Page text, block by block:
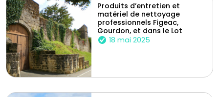
Produits d’entretien et
matériel de nettoyage
professionnels Figeac,
Gourdon, et dans le Lot
18 mai 2025